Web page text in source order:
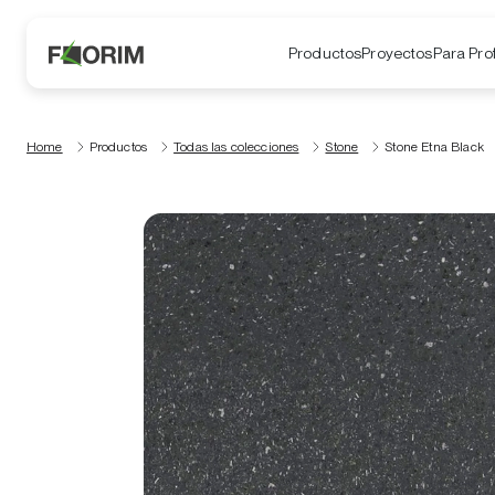
ProductosProyectosPara
Home Productos Todas las colecciones Stone Stone Etna Black